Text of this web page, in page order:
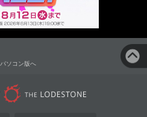
パソコン版へ